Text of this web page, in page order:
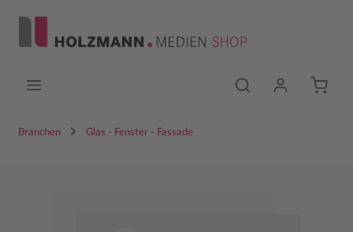
Branchen Glas - Fenster - Fassade